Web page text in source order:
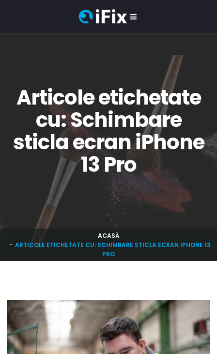
Articole etichetate
cu: Schimbare
sticla ecran iPhone
13 Pro
ACASĂ
ARTICOLE ETICHETATE CU: SCHIMBARE STICLA ECRAN IPHONE 13
PRO